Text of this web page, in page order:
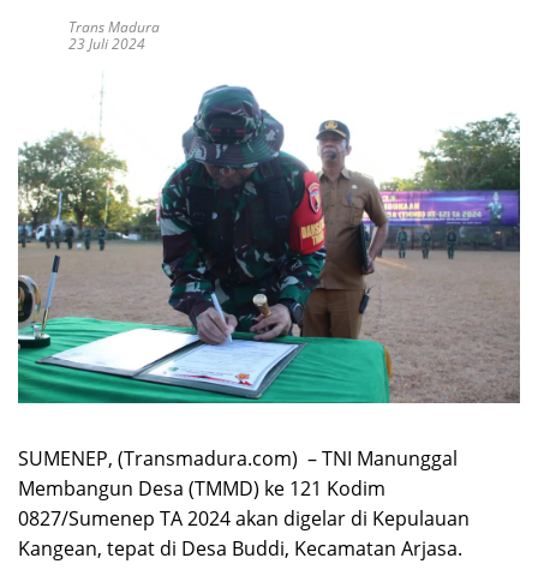
Trans Madura
23 Juli 2024
SUMENEP, (Transmadura.com) – TNI Manunggal
Membangun Desa (TMMD) ke 121 Kodim
0827/Sumenep TA 2024 akan digelar di Kepulauan
Kangean, tepat di Desa Buddi, Kecamatan Arjasa.